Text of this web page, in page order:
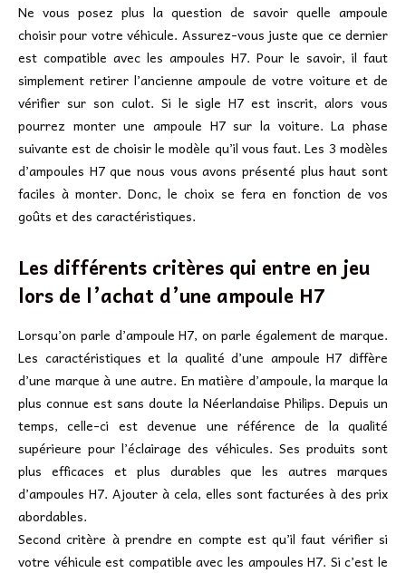
Ne vous posez plus la question de savoir quelle ampoule
choisir pour votre véhicule. Assurez-vous juste que ce dernier
est compatible avec les ampoules H7. Pour le savoir, il faut
simplement retirer l’ancienne ampoule de votre voiture et de
vérifier sur son culot. Si le sigle H7 est inscrit, alors vous
pourrez monter une ampoule H7 sur la voiture. La phase
suivante est de choisir le modèle qu’il vous faut. Les 3 modèles
d’ampoules H7 que nous vous avons présenté plus haut sont
faciles à monter. Donc, le choix se fera en fonction de vos
goûts et des caractéristiques.
Les différents critères qui entre en jeu
lors de l’achat d’une ampoule H7
Lorsqu’on parle d’ampoule H7, on parle également de marque.
Les caractéristiques et la qualité d’une ampoule H7 diffère
d’une marque à une autre. En matière d’ampoule, la marque la
plus connue est sans doute la Néerlandaise Philips. Depuis un
temps, celle-ci est devenue une référence de la qualité
supérieure pour l’éclairage des véhicules. Ses produits sont
plus efficaces et plus durables que les autres marques
d’ampoules H7. Ajouter à cela, elles sont facturées à des prix
abordables.
Second critère à prendre en compte est qu’il faut vérifier si
votre véhicule est compatible avec les ampoules H7. Si c’est le